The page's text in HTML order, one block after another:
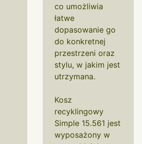
co umożliwia
łatwe
dopasowanie go
do konkretnej
przestrzeni oraz
stylu, w jakim jest
utrzymana.
Kosz
recyklingowy
Simple 15.561 jest
wyposażony w